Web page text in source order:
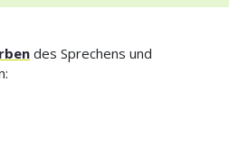
des Sprechens und